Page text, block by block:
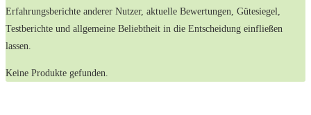
Erfahrungsberichte anderer Nutzer, aktuelle Bewertungen, Gütesiegel,
Testberichte und allgemeine Beliebtheit in die Entscheidung einfließen
lassen.
Keine Produkte gefunden.